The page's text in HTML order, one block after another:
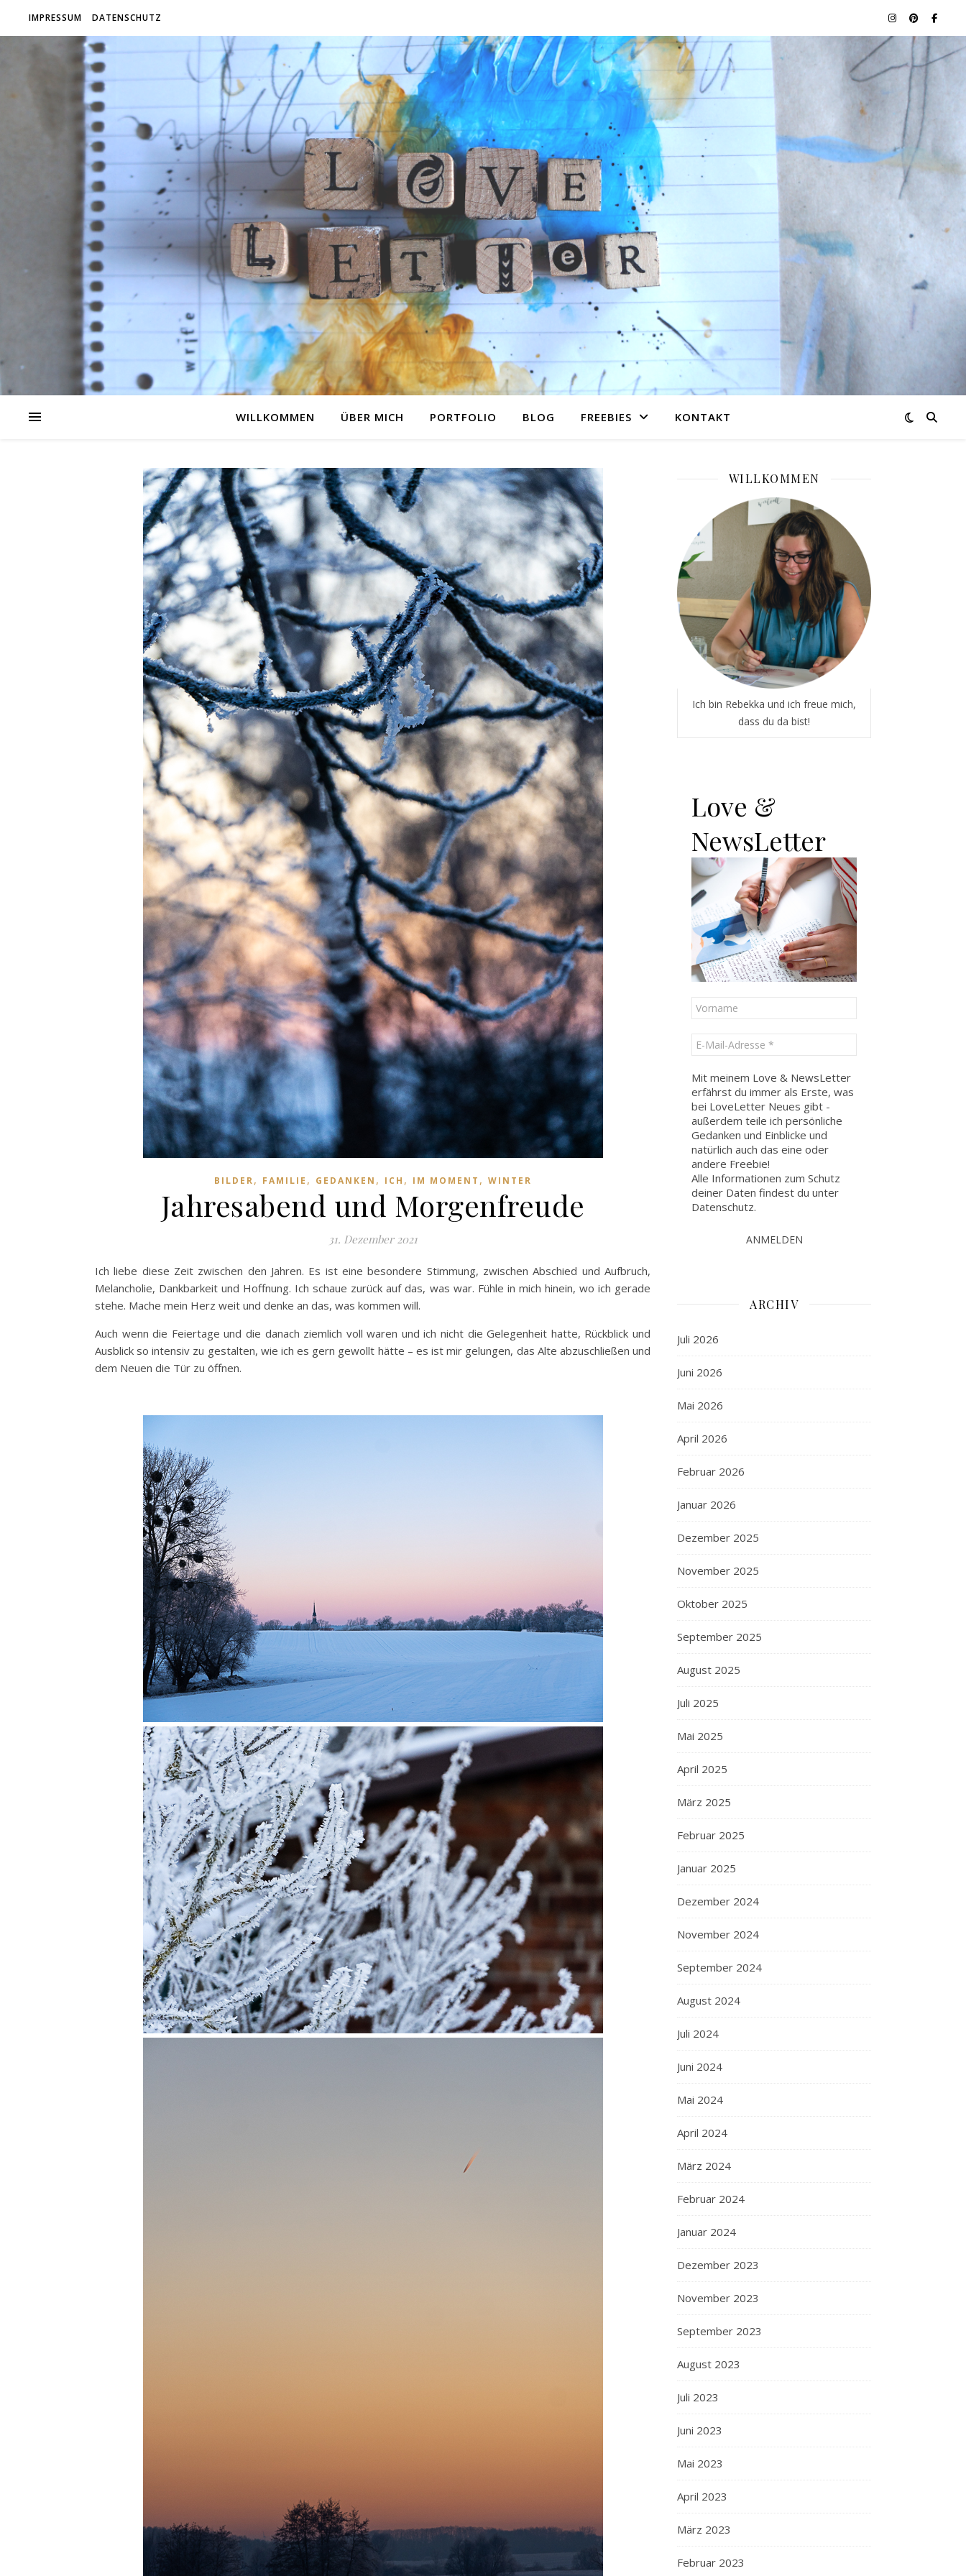
IMPRESSUM DATENSCHUTZ
WILLKOMMEN ÜBER MICH PORTFOLIO BLOG FREEBIES KONTAKT
BILDER, FAMILIE , GEDANKEN , ICH , IM MOMENT , WINTER
Jahresabend und Morgenfreude
31. Dezember 2021
Ich liebe diese Zeit zwischen den Jahren. Es ist eine besondere Stimmung, zwischen Abschied und Aufbruch,
Melancholie, Dankbarkeit und Hoffnung. Ich schaue zurück auf das, was war. Fühle in mich hinein, wo ich gerade
stehe. Mache mein Herz weit und denke an das, was kommen will.
Auch wenn die Feiertage und die danach ziemlich voll waren und ich nicht die Gelegenheit hatte, Rückblick und
Ausblick so intensiv zu gestalten, wie ich es gern gewollt hätte – es ist mir gelungen, das Alte abzuschließen und
dem Neuen die Tür zu öffnen.
WILLKOMMEN
Ich bin Rebekka und ich freue mich,
dass du da bist!
Love &
NewsLetter
Mit meinem Love & NewsLetter
erfährst du immer als Erste, was
bei LoveLetter Neues gibt -
außerdem teile ich persönliche
Gedanken und Einblicke und
natürlich auch das eine oder
andere Freebie!
Alle Informationen zum Schutz
deiner Daten findest du unter
Datenschutz.
ARCHIV
Juli 2026
Juni 2026
Mai 2026
April 2026
Februar 2026
Januar 2026
Dezember 2025
November 2025
Oktober 2025
September 2025
August 2025
Juli 2025
Mai 2025
April 2025
März 2025
Februar 2025
Januar 2025
Dezember 2024
November 2024
September 2024
August 2024
Juli 2024
Juni 2024
Mai 2024
April 2024
März 2024
Februar 2024
Januar 2024
Dezember 2023
November 2023
September 2023
August 2023
Juli 2023
Juni 2023
Mai 2023
April 2023
März 2023
Februar 2023